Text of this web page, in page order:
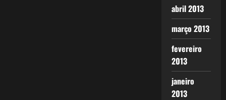
abril 2013
março 2013
fevereiro
2013
janeiro
2013